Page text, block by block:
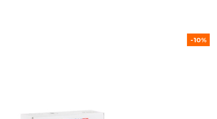
-10%